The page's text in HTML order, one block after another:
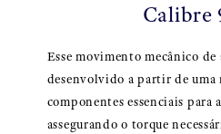
Calibre
Esse movimento mecânico
desenvolvido a partir de uma
componentes essenciais para
assegurando o torque